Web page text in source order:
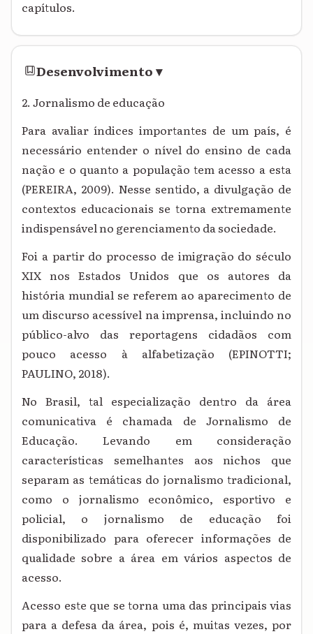
capítulos.
Desenvolvimento▾
2. Jornalismo de educação
Para avaliar índices importantes de um país, é
necessário entender o nível do ensino de cada
nação e o quanto a população tem acesso a esta
(PEREIRA, 2009). Nesse sentido, a divulgação de
contextos educacionais se torna extremamente
indispensável no gerenciamento da sociedade.
Foi a partir do processo de imigração do século
XIX nos Estados Unidos que os autores da
história mundial se referem ao aparecimento de
um discurso acessível na imprensa, incluindo no
público-alvo das reportagens cidadãos com
pouco acesso à alfabetização (EPINOTTI;
PAULINO, 2018).
No Brasil, tal especialização dentro da área
comunicativa é chamada de Jornalismo de
Educação. Levando em consideração
características semelhantes aos nichos que
separam as temáticas do jornalismo tradicional,
como o jornalismo econômico, esportivo e
policial, o jornalismo de educação foi
disponibilizado para oferecer informações de
qualidade sobre a área em vários aspectos de
acesso.
Acesso este que se torna uma das principais vias
para a defesa da área, pois é, muitas vezes, por